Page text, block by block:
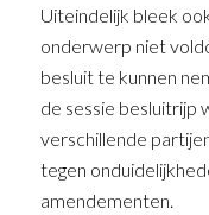
Uiteindelijk bleek
onderwerp niet
besluit te kunnen
de sessie besluitrijp
verschillende
tegen
amendementen.